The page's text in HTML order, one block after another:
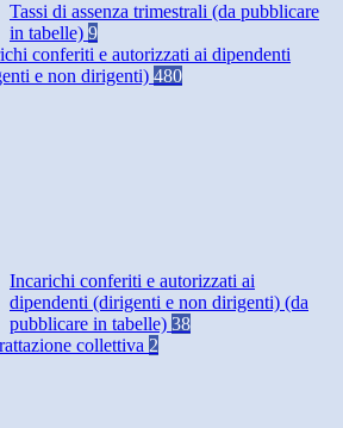
Tassi di assenza trimestrali (da pubblicare
in tabelle) 9
conferiti e autorizzati ai dipendenti
e non dirigenti) 480
Incarichi conferiti e autorizzati ai
dipendenti (dirigenti e non dirigenti) (da
pubblicare in tabelle) 38
collettiva 2